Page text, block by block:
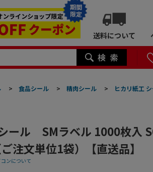
期間
限定
送料について
> 食品シール > 精肉シール >
ヒカリ紙工
ール SMラベル 1000枚入
注文単位1袋）【直送品】
コンについて